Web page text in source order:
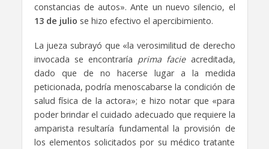
constancias de autos». Ante un nuevo silencio, el
13 de julio se hizo efectivo el apercibimiento.
La jueza subrayó que «la verosimilitud de derecho
invocada se encontraría prima facie acreditada,
dado que de no hacerse lugar a la medida
peticionada, podría menoscabarse la condición de
salud física de la actora»; e hizo notar que «para
poder brindar el cuidado adecuado que requiere la
amparista resultaría fundamental la provisión de
los elementos solicitados por su médico tratante